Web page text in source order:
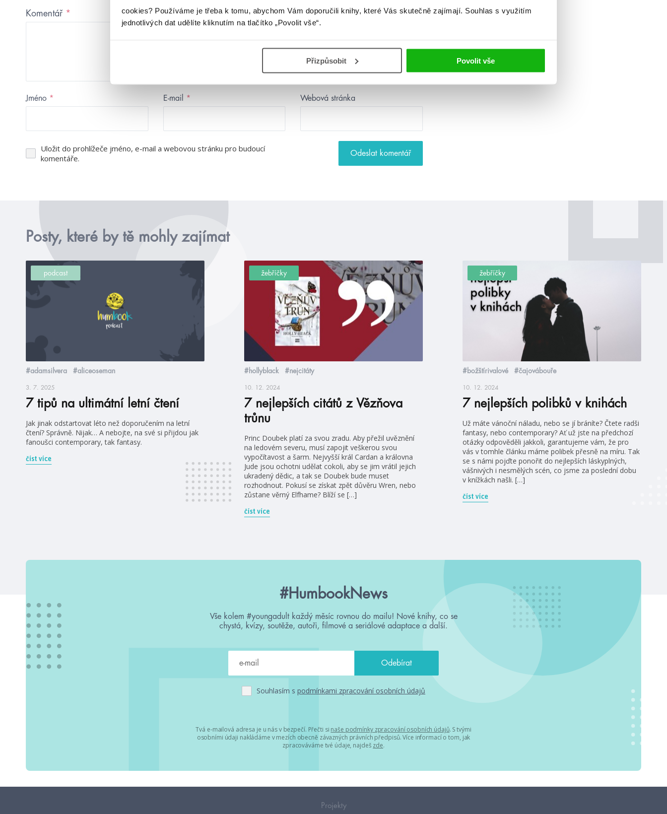
cookies? Používáme je třeba k tomu, abychom Vám doporučili knihy, které Vás skutečně zajímají. Souhlas s využitím
jednotlivých dat udělíte kliknutím na tlačítko „Povolit vše“.
Přizpůsobit Povolit vše
Komentář *
Jméno * E-mail * Webová stránka
Uložit do prohlížeče jméno, e-mail a webovou stránku pro budoucí
komentáře.
Posty, které by tě mohly zajímat
podcast
#adamsilvera #aliceoseman
3. 7. 2025
7 tipů na ultimátní letní čtení
Jak jinak odstartovat léto než doporučením na letní
čtení? Správně. Nijak… A nebojte, na své si přijdou jak
fanoušci contemporary, tak fantasy.
číst více
žebříčky
#hollyblack #nejcitáty
10. 12. 2024
7 nejlepších citátů z Vězňova
trůnu
Princ Doubek platí za svou zradu. Aby přežil uvěznění
na ledovém severu, musí zapojit veškerou svou
vypočítavost a šarm. Nejvyšší král Cardan a královna
Jude jsou ochotni udělat cokoli, aby se jim vrátil jejich
ukradený dědic, a tak se Doubek bude muset
rozhodnout. Pokusí se získat zpět důvěru Wren, nebo
zůstane věrný Elfhame? Blíží se […]
číst více
žebříčky
#božštírivalové #čajovábouře
10. 12. 2024
7 nejlepších polibků v knihách
Už máte vánoční náladu, nebo se jí bráníte? Čtete radši
fantasy, nebo contemporary? Ať už jste na předchozí
otázky odpověděli jakkoli, garantujeme vám, že pro
vás v tomhle článku máme polibek přesně na míru. Tak
se s námi pojďte ponořit do nejlepších láskyplných,
vášnivých i nesmělých scén, co jsme za poslední dobu
v knížkách našli. […]
číst více
#HumbookNews
Vše kolem #youngadult každý měsíc rovnou do mailu! Nové knihy, co se
chystá, kvízy, soutěže, autoři, filmové a seriálové adaptace a další.
Souhlasím s podmínkami zpracování osobních údajů
Tvá e-mailová adresa je u nás v bezpečí. Přečti si naše podmínky zpracování osobních údajů. S tvými
osobními údaji nakládáme v mezích obecně závazných právních předpisů. Více informací o tom, jak
zpracováváme tvé údaje, najdeš zde.
Projekty